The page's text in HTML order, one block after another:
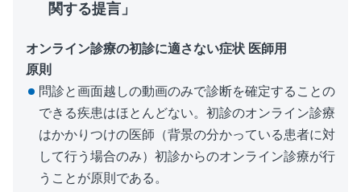
関する提⾔」
オンライン診療の初診に適さない症状 医師⽤
原則
問診と画⾯越しの動画のみで診断を確定することの
できる疾患はほとんどない。初診のオンライン診療
はかかりつけの医師（背景の分かっている患者に対
して⾏う場合のみ）初診からのオンライン診療が⾏
うことが原則である。